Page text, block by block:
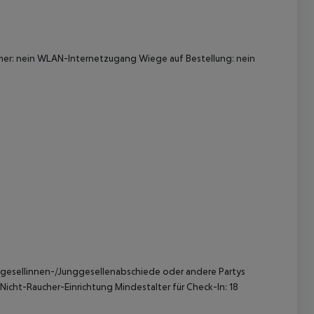
nein WLAN-Internetzugang Wiege auf Bestellung: nein
Junggesellenabschiede oder andere Partys
Raucher-Einrichtung Mindestalter für Check-In: 18